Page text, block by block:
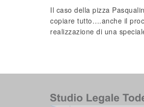
Il caso della pizza
copiare tutto….anche il
realizzazione di una